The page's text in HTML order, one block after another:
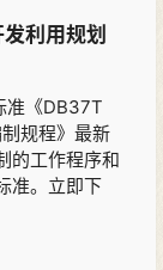
利用规划
准《DB37T
规程》最新
的工作程序和
准。立即下